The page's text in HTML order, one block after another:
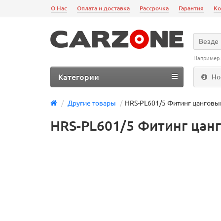
О Нас Оплата и доставка Рассрочка Гарантия
Везде
Категории
Другие товары HRS-PL601/5 Фитинг
HRS-PL601/5 Фитинг